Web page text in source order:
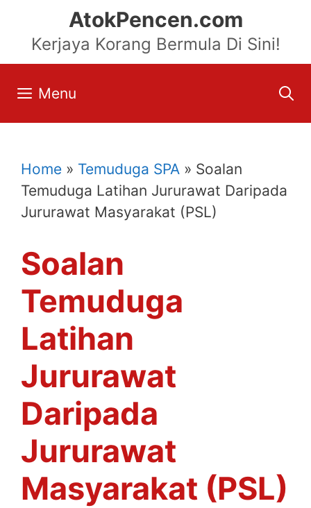
content
AtokPencen.com
Kerjaya Korang Bermula Di Sini!
Menu
Home » Temuduga SPA » Soalan
Temuduga Latihan Jururawat Daripada
Jururawat Masyarakat (PSL)
Soalan
Temuduga
Latihan
Jururawat
Daripada
Jururawat
Masyarakat (PSL)